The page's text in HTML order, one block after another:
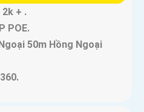
+ .
POE.
50m Hồng Ngoại